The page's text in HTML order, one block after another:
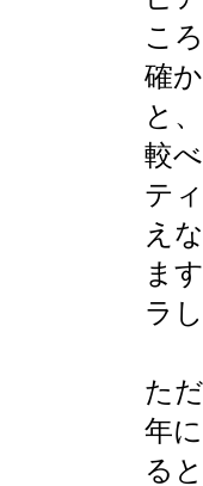
こ
確
と
較
テ
え
ま
ラ
た
年
る